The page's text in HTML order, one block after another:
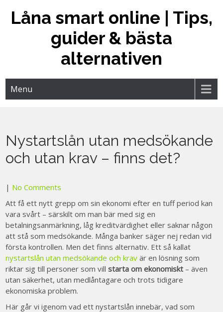
contentLåna smart online | Tips,
guider & bästa
alternativen
Menu
Nystartslån utan medsökande
och utan krav – finns det?
| No Comments
Att få ett nytt grepp om sin ekonomi efter en tuff period kan
vara svårt – särskilt om man bär med sig en
betalningsanmärkning, låg kreditvärdighet eller saknar någon
att stå som medsökande. Många banker säger nej redan vid
första kontrollen. Men det finns alternativ. Ett så kallat
nystartslån utan medsökande och krav är en lösning som
riktar sig till personer som villstarta om ekonomiskt – även
utan säkerhet, utan medlåntagare och trots tidigare
ekonomiska problem.
Här går vi igenom vad ett nystartslån innebär, vad som